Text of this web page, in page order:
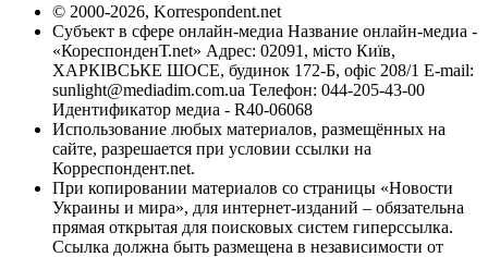
© 2000-2026, Korrespondent.net
Субъект в сфере онлайн-медиа Название онлайн-медиа -
«КореспонденТ.net» Адрес: 02091, місто Київ,
ХАРКІВСЬКЕ ШОСЕ, будинок 172-Б, офіс 208/1 E-mail:
sunlight@mediadim.com.ua Телефон: 044-205-43-00
Идентификатор медиа - R40-06068
Использование любых материалов, размещённых на
сайте, разрешается при условии ссылки на
Корреспондент.net.
При копировании материалов со страницы «Новости
Украины и мира», для интернет-изданий – обязательна
прямая открытая для поисковых систем гиперссылка.
Ссылка должна быть размещена в независимости от